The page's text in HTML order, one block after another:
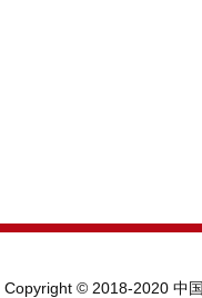
Copyright © 2018-2020 中